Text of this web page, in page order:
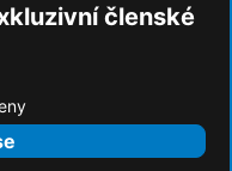
w Otmuchowie
členské